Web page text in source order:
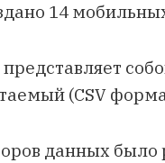
14
(CSV
данных